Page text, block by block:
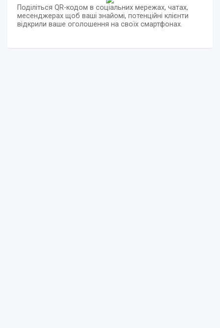
Поділіться QR-кодом в соціальних мережах, чатах,
месенджерах щоб ваші знайомі, потенційні клієнти
відкрили ваше оголошення на своїх смартфонах.